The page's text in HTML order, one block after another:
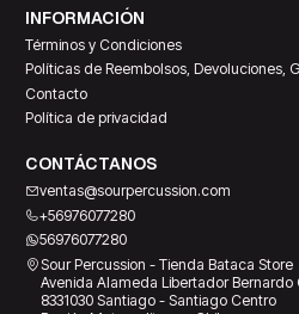
INFORMACIÓN
Términos y Condiciones
Políticas de Reembolsos, Devoluciones,
Contacto
Política de privacidad
CONTÁCTANOS
ventas@sourpercussion.com
+56976077280
56976077280
Sour Percussion - Tienda Bataca Store
Avenida Alameda Libertador Bernardo
8331030 Santiago - Santiago Centro